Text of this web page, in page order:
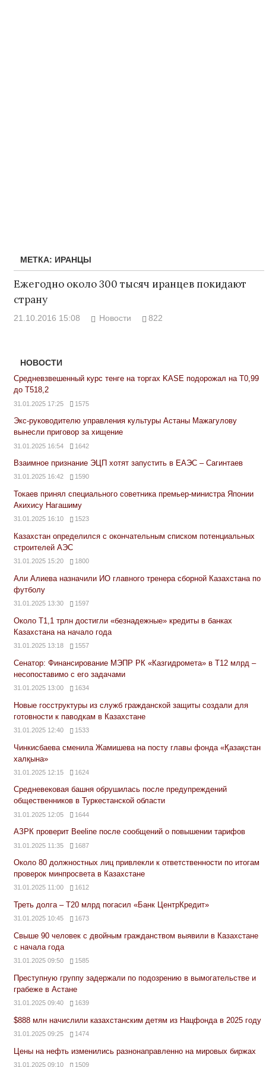
МЕТКА: ИРАНЦЫ
Ежегодно около 300 тысяч иранцев покидают
страну
21.10.2016 15:08 Новости 822
НОВОСТИ
Средневзвешенный курс тенге на торгах KASE подорожал на Т0,99
до Т518,2
31.01.2025 17:25 1575
Экс-руководителю управления культуры Астаны Мажагулову
вынесли приговор за хищение
31.01.2025 16:54 1642
Взаимное признание ЭЦП хотят запустить в ЕАЭС – Сагинтаев
31.01.2025 16:42 1590
Токаев принял специального советника премьер-министра Японии
Акихису Нагашиму
31.01.2025 16:10 1523
Казахстан определился с окончательным списком потенциальных
строителей АЭС
31.01.2025 15:20 1800
Али Алиева назначили ИО главного тренера сборной Казахстана по
футболу
31.01.2025 13:30 1597
Около Т1,1 трлн достигли «безнадежные» кредиты в банках
Казахстана на начало года
31.01.2025 13:18 1557
Сенатор: Финансирование МЭПР РК «Казгидромета» в Т12 млрд –
несопоставимо с его задачами
31.01.2025 13:00 1634
Новые госструктуры из служб гражданской защиты создали для
готовности к паводкам в Казахстане
31.01.2025 12:40 1533
Чинкисбаева сменила Жамишева на посту главы фонда «Қазақстан
халқына»
31.01.2025 12:15 1624
Средневековая башня обрушилась после предупреждений
общественников в Туркестанской области
31.01.2025 12:05 1644
АЗРК проверит Beeline после сообщений о повышении тарифов
31.01.2025 11:35 1687
Около 80 должностных лиц привлекли к ответственности по итогам
проверок минпросвета в Казахстане
31.01.2025 11:00 1612
Треть долга – Т20 млрд погасил «Банк ЦентрКредит»
31.01.2025 10:45 1673
Свыше 90 человек с двойным гражданством выявили в Казахстане
с начала года
31.01.2025 09:50 1585
Преступную группу задержали по подозрению в вымогательстве и
грабеже в Астане
31.01.2025 09:40 1639
$888 млн начислили казахстанским детям из Нацфонда в 2025 году
31.01.2025 09:25 1474
Цены на нефть изменились разнонаправленно на мировых биржах
31.01.2025 09:10 1509